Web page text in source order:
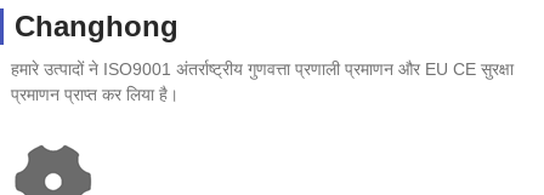
Changhong
हमारे उत्पादों ने ISO9001 अंतर्राष्ट्रीय गुणवत्ता प्रणाली प्रमाणन और EU CE सुरक्षा
प्रमाणन प्राप्त कर लिया है।